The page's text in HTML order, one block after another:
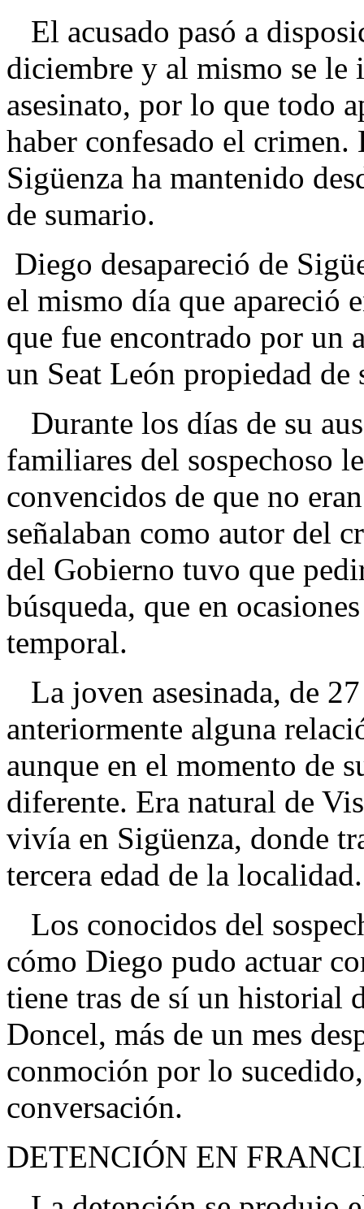
El acusado pasó a
diciembre y al mismo se
asesinato, por lo que todo
haber confesado el
Sigüenza ha mantenido
de sumario.
Diego desapareció de
el mismo día que apareció
que fue encontrado por un
un Seat León propiedad de
Durante los días de su
familiares del sospechoso
convencidos de que no
señalaban como autor del
del Gobierno tuvo que
búsqueda, que en
temporal.
La joven asesinada, de
anteriormente alguna
aunque en el momento de
diferente. Era natural de
vivía en Sigüenza, donde
tercera edad de la localidad.
Los conocidos del
cómo Diego pudo actuar
tiene tras de sí un historial
Doncel, más de un mes
conmoción por lo
conversación.
DETENCIÓN EN